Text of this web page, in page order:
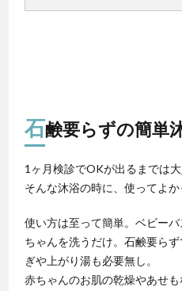
石鹸要らずの簡単
1ヶ月検診でOKが出るまでは
そんな沐浴の時に、使ってよか
使い方は至って簡単。ベビー
ちゃんを洗うだけ。石鹸要ら
ぎや上がり湯も必要無し。
赤ちゃんのお肌の乾燥やあせ